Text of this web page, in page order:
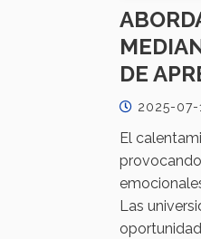
DE
2025-07-
El
Las